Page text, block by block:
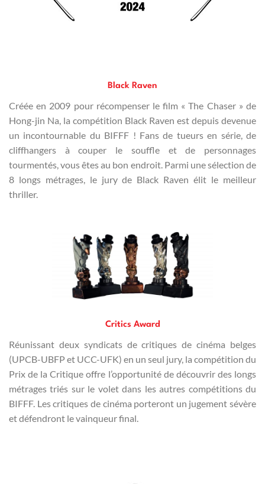
Black Raven
Créée en 2009 pour récompenser le film « The Chaser » de
Hong-jin Na, la compétition Black Raven est depuis devenue
un incontournable du BIFFF ! Fans de tueurs en série, de
cliffhangers à couper le souffle et de personnages
tourmentés, vous êtes au bon endroit. Parmi une sélection de
8 longs métrages, le jury de Black Raven élit le meilleur
thriller.
Critics Award
Réunissant deux syndicats de critiques de cinéma belges
(UPCB-UBFP et UCC-UFK) en un seul jury, la compétition du
Prix de la Critique offre l’opportunité de découvrir des longs
métrages triés sur le volet dans les autres compétitions du
BIFFF. Les critiques de cinéma porteront un jugement sévère
et défendront le vainqueur final.